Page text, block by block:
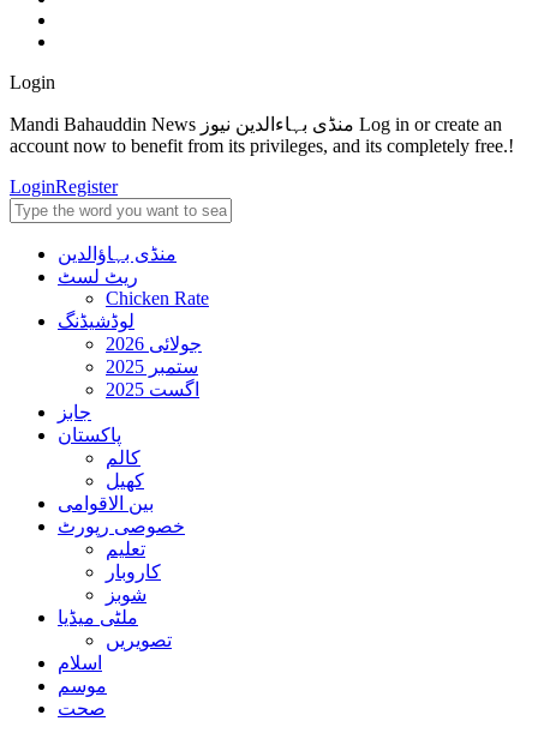
Login
Mandi Bahauddin News منڈی بہاءالدین نیوز Log in or create an
account now to benefit from its privileges, and its completely free.!
LoginRegister
منڈی بہاؤالدین
ریٹ لسٹ
Chicken Rate
لوڈشیڈنگ
جولائی 2026
ستمبر 2025
اگست 2025
جابز
پاکستان
کالم
کھیل
بین الاقوامی
خصوصی رپورٹ
تعلیم
کاروبار
شوبز
ملٹی میڈیا
تصویریں
اسلام
موسم
صحت